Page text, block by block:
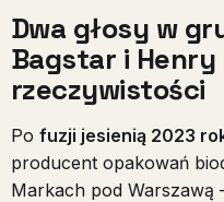
Dwa głosy w
Bagstar i Henry
rzeczywistości
Po fuzji jesienią 2023
producent opakowań
Markach pod Warszawą